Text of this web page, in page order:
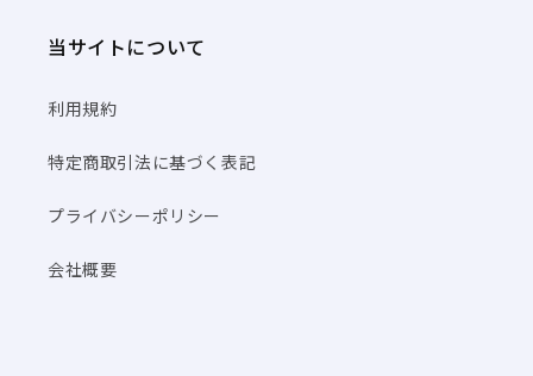
当サイトについて
利用規約
特定商取引法に基づく表記
プライバシーポリシー
会社概要